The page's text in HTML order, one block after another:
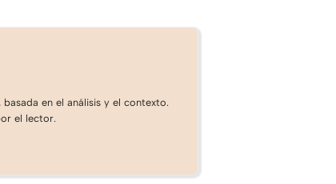
en el análisis y el contexto.
el lector.